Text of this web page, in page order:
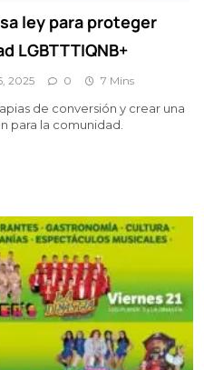
ley para proteger
LGBTTTIQNB+
2025 0 7 Mins
de conversión y crear una
para la comunidad.